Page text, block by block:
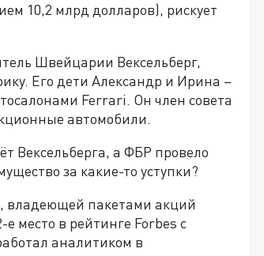
10,2 млрд долларов), рискует
Швейцарии Вексельберг,
Его дети Александр и Ирина –
Ferrari. Он член совета
автомобили.
Вексельберга, а ФБР провело
за какие-то уступки?
владеющей пакетами акций
место в рейтинге Forbes с
аналитиком в